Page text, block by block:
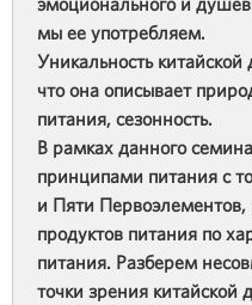
мы ее употребляем.
Уникальность китайской
что она описывает
питания, сезонность.
В рамках данного
принципами питания с
и Пяти
продуктов питания по
питания. Разберем
точки зрения китайской